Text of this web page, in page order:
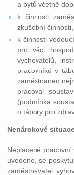
a bytů včetně
k činnosti
zkušební činnosti,
k činnosti
pro věci
vychovatelů,
pracovníků v
zaměstnanec
pracoval
(podmínka
o tábory pro
Nenárokové
Neplacené
uvedeno, se
zaměstnavatel